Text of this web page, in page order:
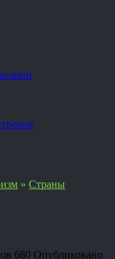
» Страны
680 Опубликовано